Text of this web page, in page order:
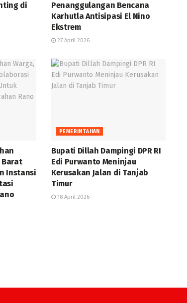
di
Penanggulangan Bencana
Karhutla Antisipasi El Nino
Ekstrem
27 April 2026
Barat
Instansi
PEMERINTAHAN
Bupati Dillah Dampingi DPR RI
Edi Purwanto Meninjau
Kerusakan Jalan di Tanjab
Timur
18 April 2026